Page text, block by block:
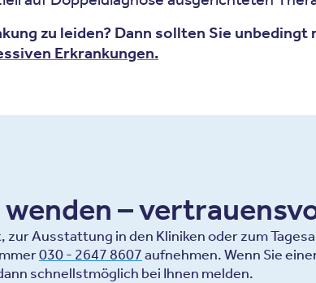
zu leiden? Dann sollten Sie
Erkrankungen.
–
Ausstattung in den Kliniken oder zum
030 - 2647 8607aufnehmen. Wenn Sie
schnellstmöglich bei Ihnen melden.